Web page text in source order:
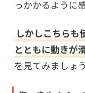
っかかるように
しかしこちらも
とともに動きが
を見てみましょう